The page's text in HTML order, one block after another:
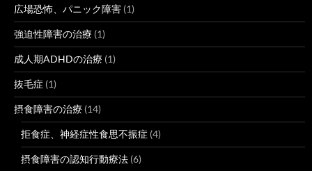
広場恐怖、パニック障害 (1)
強迫性障害の治療 (1)
成人期ADHDの治療 (1)
抜毛症 (1)
摂食障害の治療 (14)
拒食症、神経症性食思不振症 (4)
摂食障害の認知行動療法 (6)